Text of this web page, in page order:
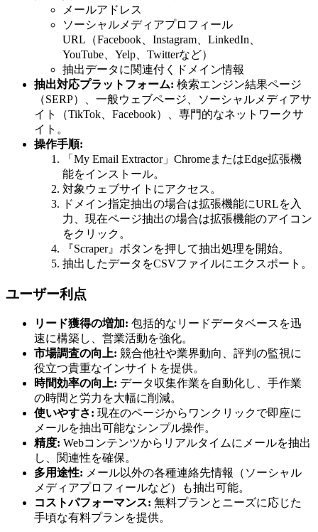
メールアドレス
ソーシャルメディアプロフィール
URL（Facebook、Instagram、LinkedIn、
YouTube、Yelp、Twitterなど）
抽出データに関連付くドメイン情報
抽出対応プラットフォーム: 検索エンジン結果ページ
（SERP）、一般ウェブページ、ソーシャルメディアサ
イト（TikTok、Facebook）、専門的なネットワークサ
イト。
操作手順:
「My Email Extractor」ChromeまたはEdge拡張機
能をインストール。
対象ウェブサイトにアクセス。
ドメイン指定抽出の場合は拡張機能にURLを入
力、現在ページ抽出の場合は拡張機能のアイコン
をクリック。
『Scraper』ボタンを押して抽出処理を開始。
抽出したデータをCSVファイルにエクスポート。
ユーザー利点
リード獲得の増加: 包括的なリードデータベースを迅
速に構築し、営業活動を強化。
市場調査の向上: 競合他社や業界動向、評判の監視に
役立つ貴重なインサイトを提供。
時間効率の向上: データ収集作業を自動化し、手作業
の時間と労力を大幅に削減。
使いやすさ: 現在のページからワンクリックで即座に
メールを抽出可能なシンプル操作。
精度: Webコンテンツからリアルタイムにメールを抽出
し、関連性を確保。
多用途性: メール以外の各種連絡先情報（ソーシャル
メディアプロフィールなど）も抽出可能。
コストパフォーマンス: 無料プランとニーズに応じた
手頃な有料プランを提供。